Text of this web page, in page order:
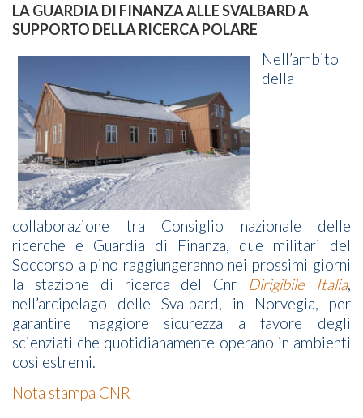
LA GUARDIA DI FINANZA ALLE SVALBARD A
SUPPORTO DELLA RICERCA POLARE
Nell’ambito
della
collaborazione tra Consiglio nazionale delle
ricerche e Guardia di Finanza, due militari del
Soccorso alpino raggiungeranno nei prossimi giorni
la stazione di ricerca del Cnr Dirigibile Italia,
nell’arcipelago delle Svalbard, in Norvegia, per
garantire maggiore sicurezza a favore degli
scienziati che quotidianamente operano in ambienti
così estremi.
Nota stampa CNR